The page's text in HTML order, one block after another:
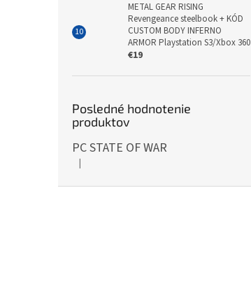
METAL GEAR RISING
Revengeance steelbook + KÓD
CUSTOM BODY INFERNO
ARMOR Playstation S3/Xbox 360
€19
Posledné hodnotenie
produktov
PC STATE OF WAR
Hodnotenie produktu je 5 z 5 hviezdičiek.
|